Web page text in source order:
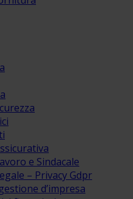
e Sindacale
– Privacy Gdpr
d’impresa